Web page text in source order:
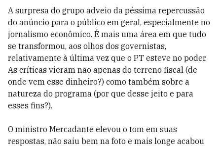
A surpresa do grupo adveio da péssima repercussão
do anúncio para o público em geral, especialmente no
jornalismo econômico. É mais uma área em que tudo
se transformou, aos olhos dos governistas,
relativamente à última vez que o PT esteve no poder.
As críticas vieram não apenas do terreno fiscal (de
onde vem esse dinheiro?) como também sobre a
natureza do programa (por que desse jeito e para
esses fins?).
O ministro Mercadante elevou o tom em suas
respostas, não saiu bem na foto e mais longe acabou